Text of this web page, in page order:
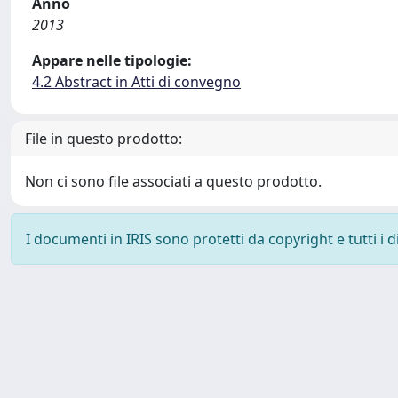
2013
Appare nelle tipologie:
4.2 Abstract in Atti di convegno
File in questo prodotto:
Non ci sono file associati a questo prodotto.
I documenti in IRIS sono protetti da copyright e tutti i